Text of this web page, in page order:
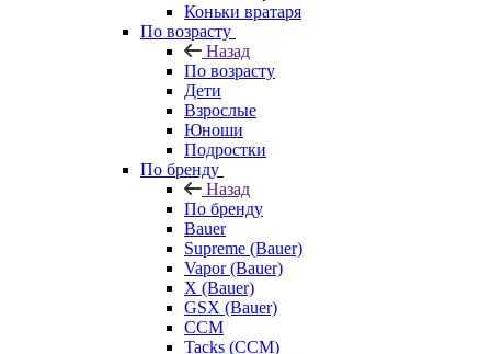
Коньки вратаря
По возрасту
Назад
По возрасту
Дети
Взрослые
Юноши
Подростки
По бренду
Назад
По бренду
Bauer
Supreme (Bauer)
Vapor (Bauer)
X (Bauer)
GSX (Bauer)
CCM
Tacks (CCM)